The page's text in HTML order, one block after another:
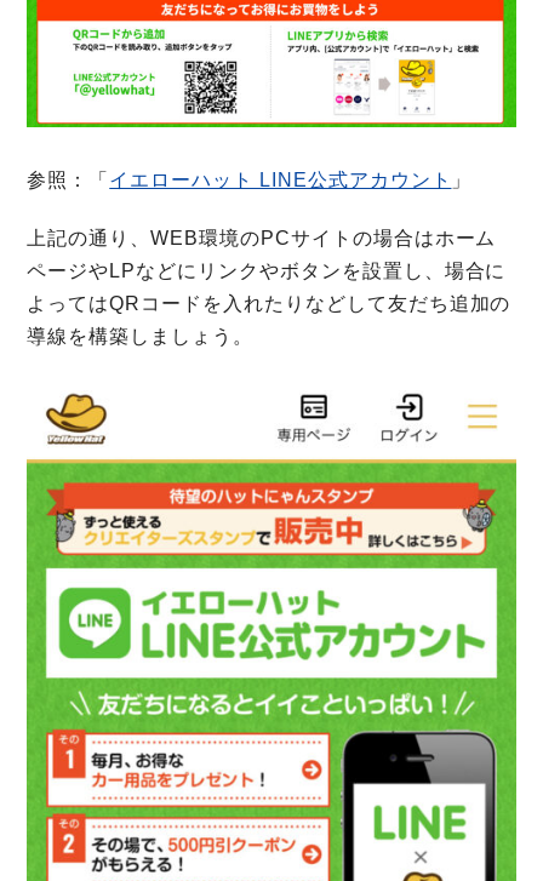
参照：「 イエローハット LINE公式アカウント 」
上記の通り、WEB環境のPCサイトの場合はホーム
ページやLPなどにリンクやボタンを設置し、場合に
よってはQRコードを入れたりなどして友だち追加の
導線を構築しましょう。